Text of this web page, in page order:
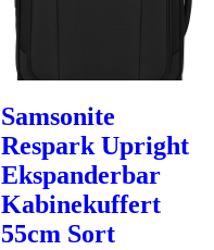
Samsonite
Respark Upright
Ekspanderbar
Kabinekuffert
55cm Sort